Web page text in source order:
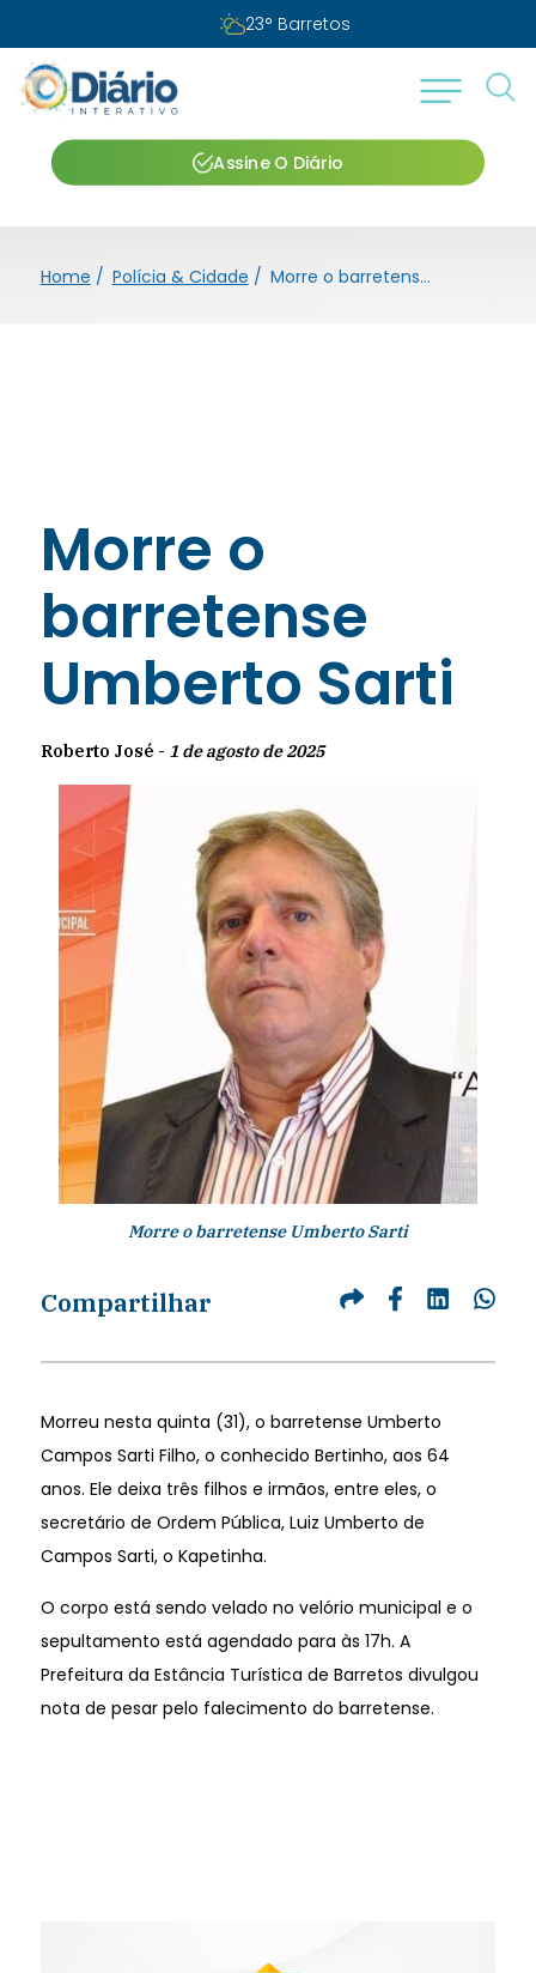
23° Barretos
Assine O Diário
Home / Polícia & Cidade / Morre o barretense Umberto Sarti
Morre o
barretense
Umberto Sarti
Roberto José - 1 de agosto de 2025
Morre o barretense Umberto Sarti
Compartilhar
Morreu nesta quinta (31), o barretense Umberto
Campos Sarti Filho, o conhecido Bertinho, aos 64
anos. Ele deixa três filhos e irmãos, entre eles, o
secretário de Ordem Pública, Luiz Umberto de
Campos Sarti, o Kapetinha.
O corpo está sendo velado no velório municipal e o
sepultamento está agendado para às 17h. A
Prefeitura da Estância Turística de Barretos divulgou
nota de pesar pelo falecimento do barretense.